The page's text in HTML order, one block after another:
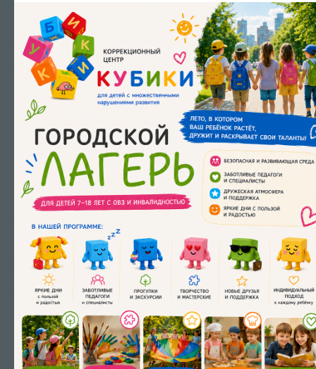
Помогаем ли мы, если ребёнок не
говорит или говорит очень мало?
Что мы делаем, если ребёнок не
понимает обращённую речь и не
выполняет инструкции?
Ставим мы ли звуки и помогаем ли с
буквами?
Помогаем ли мы подготовиться к
школе?
Работаем ли мы с нежелательным
поведением?